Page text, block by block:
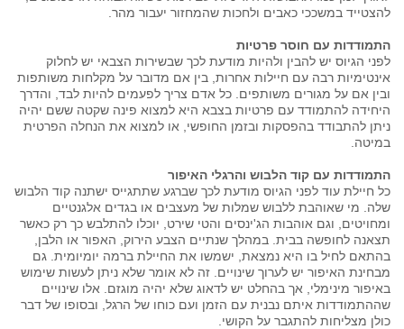
להצטייד במשככי כאבים ולחכות שהמחזור יעבור מהר.
התמודדות עם חוסר פרטיות
לפני הגיוס יש להבין ולהיות מודעת לכך שבשירות הצבאי יש לחלוק
אינטימיות רבה עם חיילות אחרות, בין אם מדובר על מקלחות משותפות
ובין אם על מגורים משותפים. כל אדם צריך לפעמים להיות לבד, והדרך
היחידה להתמודד עם פרטיות בצבא היא למצוא פינה שקטה ששם יהיה
ניתן להתבודד בהפסקות ובזמן החופשי, או למצוא את הנחלה הפרטית
במיטה.
התמודדות עם קוד הלבוש והרגלי האיפור
כל חיילת עוד לפני הגיוס מודעת לכך שברגע שתתגייס ישתנה קוד הלבוש
שלה. מי שאוהבת ללבוש שמלות של מעצבים או בגדים אלגנטיים
ומחויטים, וגם אוהבות הג'ינסים והטי שירט, יוכלו להתלבש כך רק כאשר
תצאנה לחופשה בבית. במהלך שנתיים הצבע הירוק, האפור או הלבן,
בהתאם לחיל בו היא נמצאת, ישמשו את החיילת ברמה יומיומית. גם
מבחינת האיפור יש לערוך שינויים. זה לא אומר שלא ניתן לעשות שימוש
באיפור מינימלי, אך בהחלט יש לדאוג שלא יהיה מוגזם. אלו שינויים
שההתמודדות איתם נבנית עם הזמן ועם כוחו של הרגל, ובסופו של דבר
כולן מצליחות להתגבר על הקושי.